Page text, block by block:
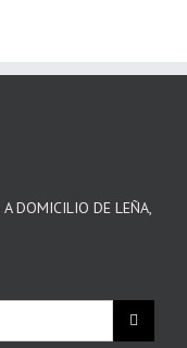
A DOMICILIO DE LEÑA,